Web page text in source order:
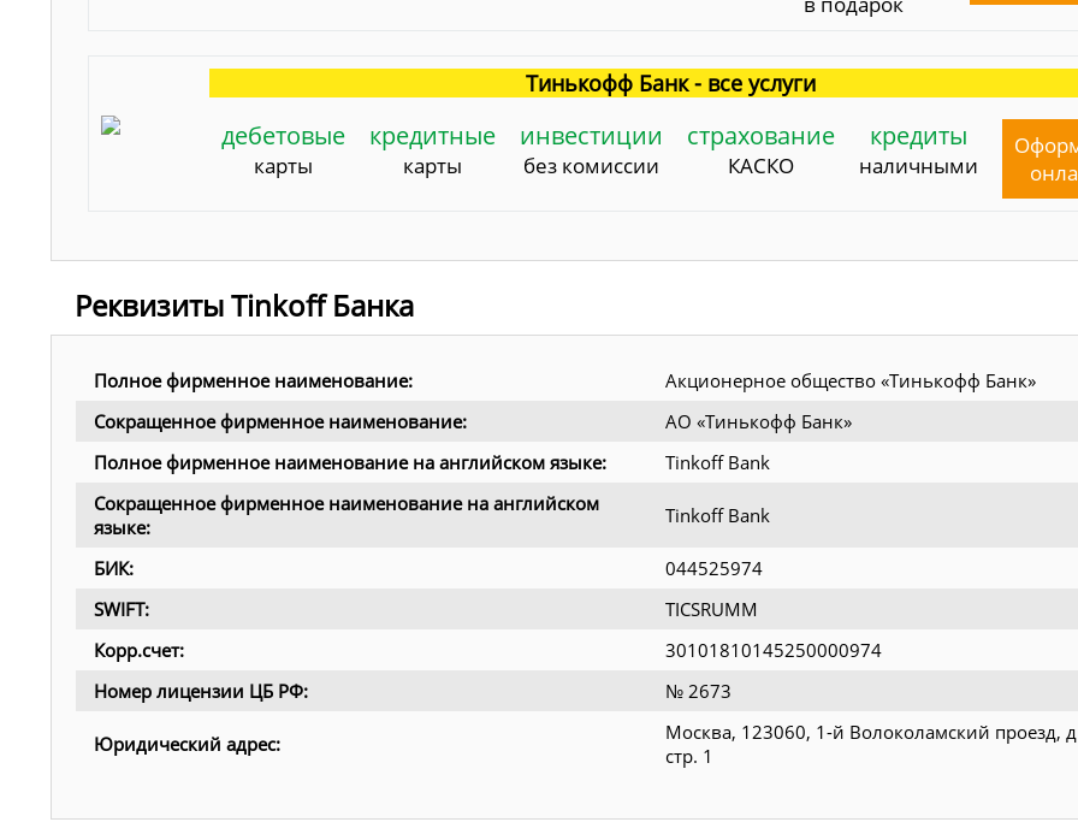
Тинькофф Банк - все услуги
дебетовые
карты
кредитные
карты
инвестиции
без комиссии
страхование
КАСКО
кредиты
наличными
Реквизиты Tinkoff Банка
Полное фирменное наименование:
Акционерное общество «Тинькофф Банк»
Сокращенное фирменное наименование:
АО «Тинькофф Банк»
Полное фирменное наименование на английском языке:
Tinkoff Bank
Сокращенное фирменное наименование на английском
языке:
Tinkoff Bank
БИК:
044525974
SWIFT:
TICSRUMM
Корр.счет:
30101810145250000974
Номер лицензии ЦБ РФ:
№ 2673
Юридический адрес:
Москва, 123060, 1-й Волоколамский проезд,
стр. 1